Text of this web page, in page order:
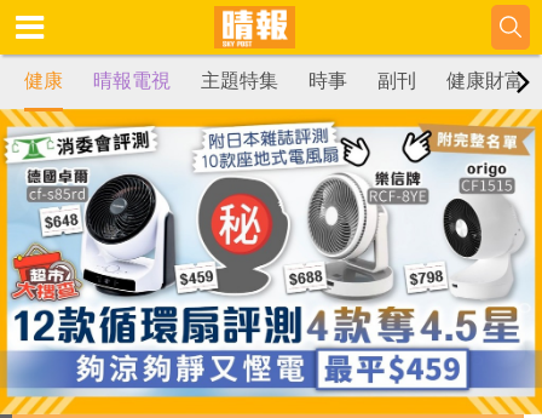
健康 晴報電視 主題特集 時事 副刊 健康財富